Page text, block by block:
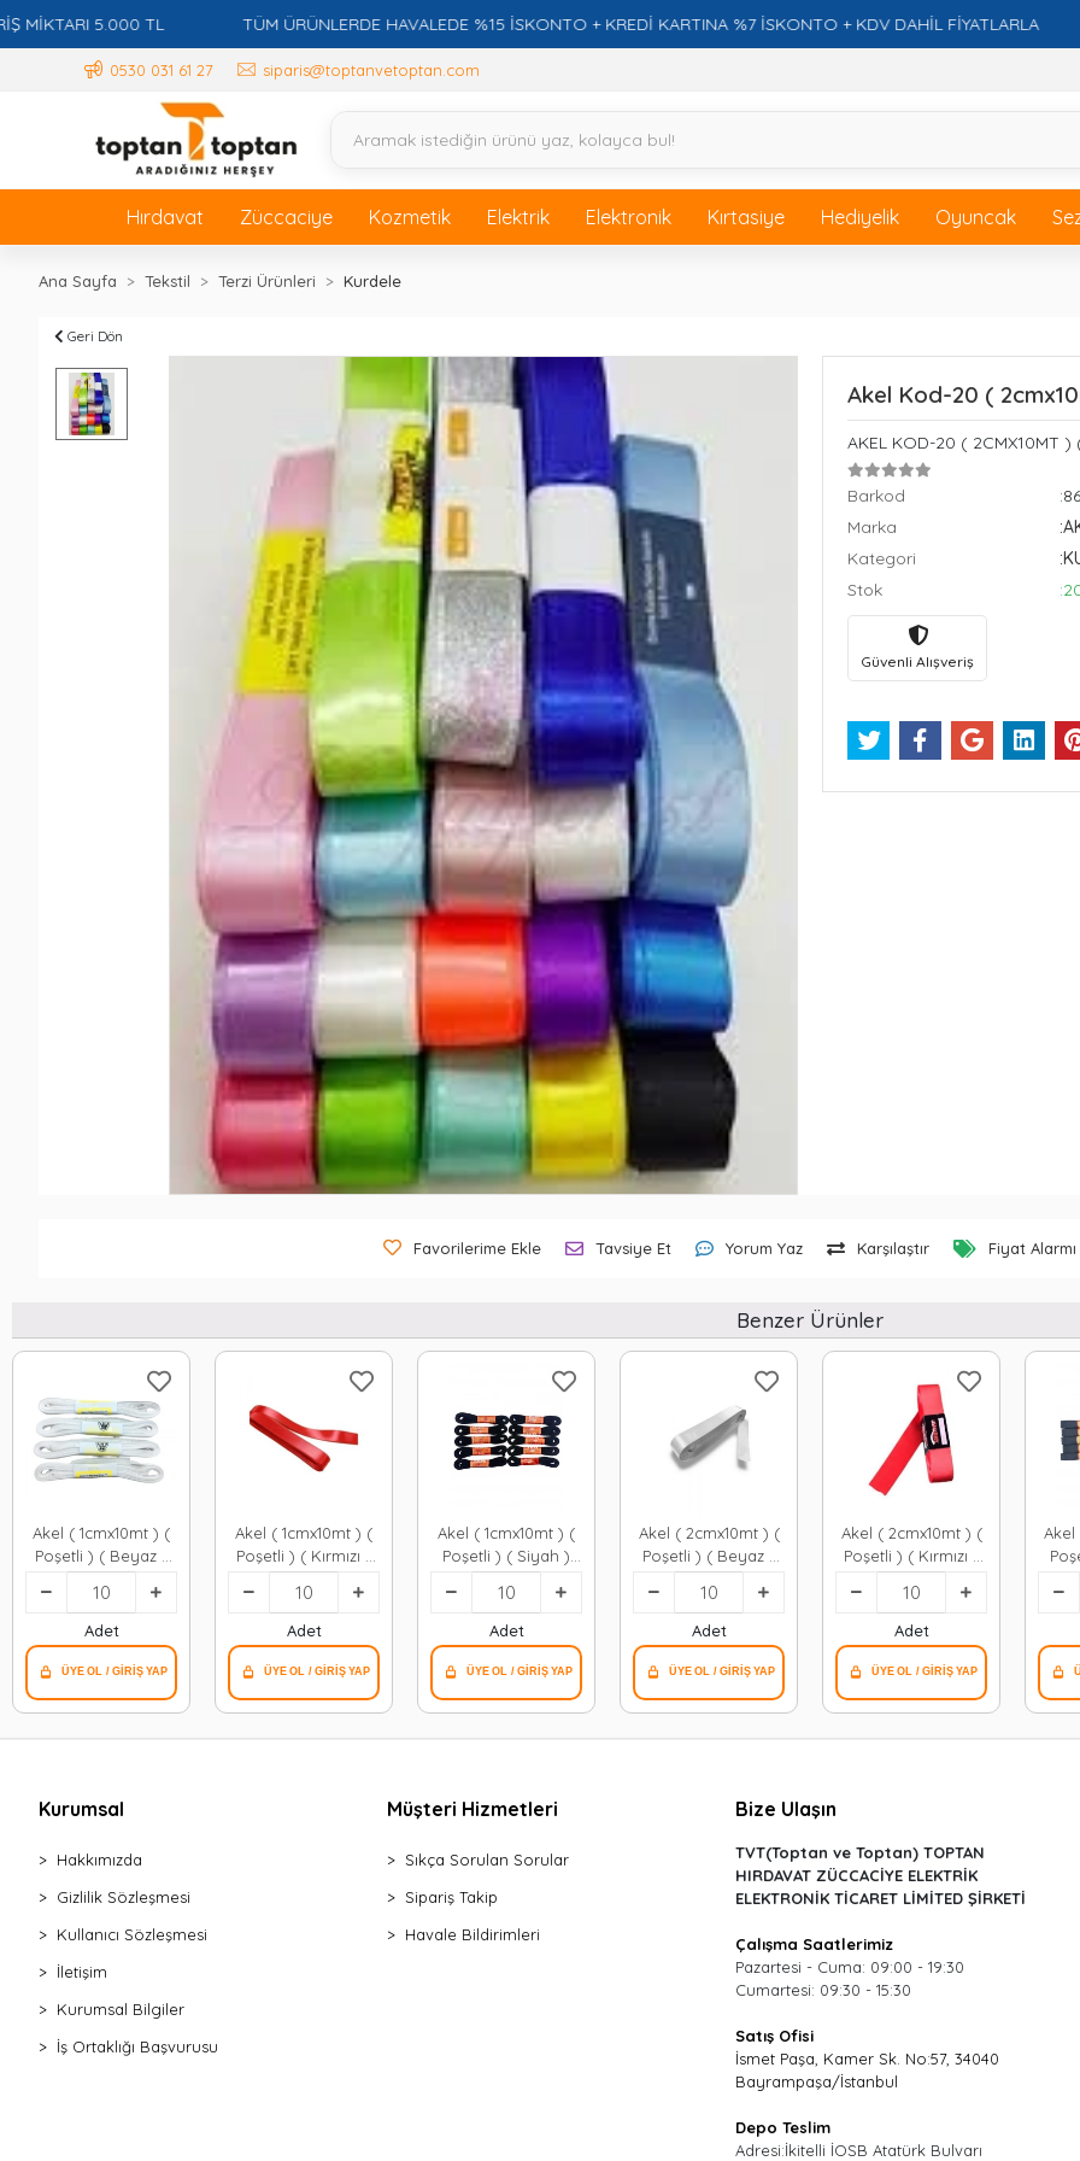
5.000 TL TÜM ÜRÜNLERDE HAVALEDE %15 İSKONTO + KREDİ KARTINA %7 İSKONTO + KDV DAHİL FİYATLARLA
0530 031 61 27 siparis@toptanvetoptan.com
Hırdavat Züccaciye Kozmetik Elektrik Elektronik Kırtasiye Hediyelik Oyuncak
Ana Sayfa Tekstil Terzi Ürünleri Kurdele
Geri Dön
Akel Kod-20 (
AKEL KOD-20 ( 2CMX10MT )
Barkod
Marka
Kategori
Stok
Güvenli Alışveriş
Favorilerime Ekle Tavsiye Et Yorum Yaz Karşılaştır Fiyat Alarmı
Benzer Ürünler
Akel ( 1cmx10mt ) (
Poşetli ) ( Beyaz )
Kurdele*10x100
Adet
Akel ( 1cmx10mt ) (
Poşetli ) ( Kırmızı )
Kurdele*10x100
Adet
Akel ( 1cmx10mt ) (
Poşetli ) ( Siyah )
Kurdele*10x100
Adet
Akel ( 2cmx10mt ) (
Poşetli ) ( Beyaz )
Kurdele*10x50
Adet
Akel ( 2cmx10mt ) (
Poşetli ) ( Kırmızı )
Kurdele*10x50
Adet
Akel
Kurumsal
Hakkımızda
Gizlilik Sözleşmesi
Kullanıcı Sözleşmesi
İletişim
Kurumsal Bilgiler
İş Ortaklığı Başvurusu
Müşteri Hizmetleri
Sıkça Sorulan Sorular
Sipariş Takip
Havale Bildirimleri
Bize Ulaşın
TVT(Toptan ve Toptan) TOPTAN
HIRDAVAT ZÜCCACİYE ELEKTRİK
ELEKTRONİK TİCARET LİMİTED ŞİRKETİ
Çalışma Saatlerimiz
Pazartesi - Cuma: 09:00 - 19:30
Cumartesi: 09:30 - 15:30
Satış Ofisi
İsmet Paşa, Kamer Sk. No:57, 34040
Bayrampaşa/İstanbul
Depo Teslim
Adresi:İkitelli İOSB Atatürk Bulvarı